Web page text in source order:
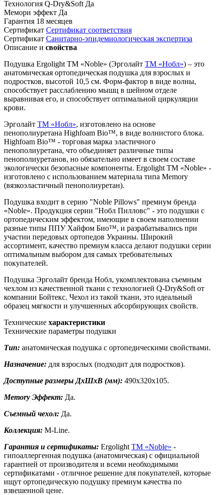
Технология Q-Dry&Soft Да
Мемори эффект Да
Гарантия 18 месяцев
Сертификат Сертификат соответствия
Сертификат Санитарно-эпидемиологическая экспертиза
Описание и свойства
Подушка Ergolight TM «Noble» (Эрголайт TM «Нобл») – это
анатомическая ортопедическая подушка для взрослых и
подростков, высотой 10,5 см. Форм-фактор в виде волны,
способствует расслаблению мышц в шейном отделе
выравнивая его, и способствует оптимальной циркуляции
крови.
Эрголайт TM «Нобл», изготовлено на основе
пенополиуретана Highfoam Bio™, в виде волнистого блока.
Highfoam Bio™ - торговая марка эластичного
пенополиуретана, что объединяет различные типы
пенополиуретанов, но обязательно имеет в своем составе
экологически безопасные компоненты. Ergolight TM «Noble» -
изготовлено с использованием материала типа Memory
(вязкоэластичный пенополиуретан).
Подушка входит в серию "Noble Pillows" премиум бренда
«Noble». Продукция серии "Нобл Пилловс" - это подушки с
ортопедическим эффектом, имеющие в своем наполнении
разные типы ППУ Хайфом Био™, и разрабатывались при
участии передовых ортопедов Украины. Широкий
ассортимент, качество премиум класса делают подушки серии
оптимальным выбором для самых требовательных
покупателей.
Подушка Эрголайт бренда Нобл, укомплектована съемным
чехлом из качественной ткани с технологией Q-Dry&Soft от
компании Бойтекс. Чехол из такой ткани, это идеальный
образец мягкости и улучшенных абсорбирующих свойств.
Технические характеристики
Технические параметры подушки
Тип: анатомическая подушка с ортопедическими свойствами.
Назначение: для взрослых (подходит для подростков).
Доступные размеры ДхШхВ (мм): 490х320х105.
Memory Эффект: Да.
Съемный чехол: Да.
Коллекция: M-Line.
Гарантия и сертификаты: Ergolight TM «Noble» -
гипоаллергенная подушка (анатомическая) с официальной
гарантией от производителя и всеми необходимыми
сертификатами - отличное решение для покупателей, которые
ищут ортопедическую подушку премиум качества по
взвешенной цене.